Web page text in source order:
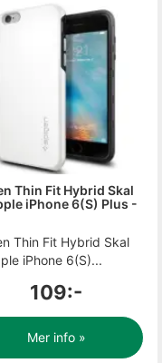
Thin Fit Hybrid Skal
iPhone 6(S) Plus -
Thin Fit Hybrid Skal
iPhone 6(S)...
109:-
Mer info »